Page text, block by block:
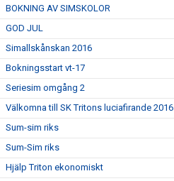
BOKNING AV SIMSKOLOR
GOD JUL
Simallskånskan 2016
Bokningsstart vt-17
Seriesim omgång 2
Välkomna till SK Tritons luciafirande 2016
Sum-sim riks
Sum-Sim riks
Hjälp Triton ekonomiskt